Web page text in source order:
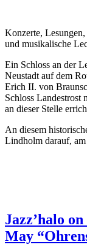
Konzerte,
und musikalische
Ein Schloss an der
Neustadt auf dem
Erich II. von
Schloss Landestrost
an dieser Stelle
An diesem
Lindholm darauf,
Jazz’halo
May